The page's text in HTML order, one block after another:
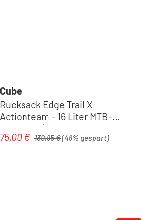
Cube
Rucksack Edge Trail X
Actionteam - 16 Liter MTB-
Rucksack | actionteam
Verkaufspreis:
75,00 € 139,95 €(46% gespart)